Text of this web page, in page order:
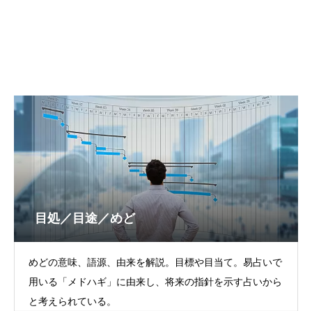
目処／目途／めど
めどの意味、語源、由来を解説。目標や目当て。易占いで
用いる「メドハギ」に由来し、将来の指針を示す占いから
と考えられている。